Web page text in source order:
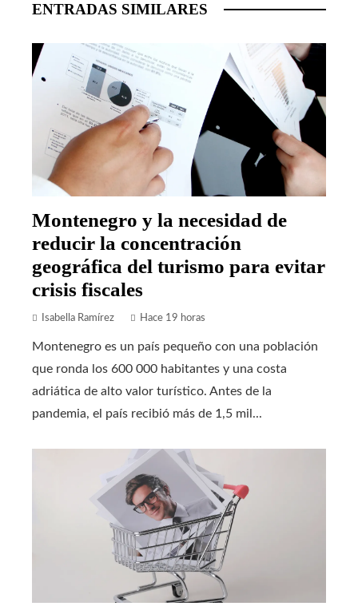
ENTRADAS SIMILARES
Montenegro y la necesidad de
reducir la concentración
geográfica del turismo para evitar
crisis fiscales
Isabella Ramírez Hace 19 horas
Montenegro es un país pequeño con una población
que ronda los 600 000 habitantes y una costa
adriática de alto valor turístico. Antes de la
pandemia, el país recibió más de 1,5 mil...